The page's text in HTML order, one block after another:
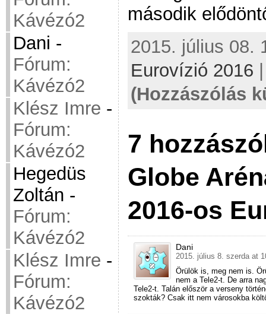
Kávézó2
Dani -
Fórum:
Kávézó2
Klész Imre -
Fórum:
Kávézó2
Hegedüs
Zoltán -
Fórum:
Kávézó2
Klész Imre -
Fórum:
Kávézó2
második
2015. július 08.
Eurovízió 2016
(Hozzászólás
7
Globe
2016-os
Dani
2015. július 8. szerda at
Örülök is, meg nem is.
nem a Tele2-t. De arra
Tele2-t. Talán először a verseny
szokták? Csak itt nem városokba